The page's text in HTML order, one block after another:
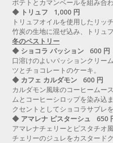
ポテトとカマンベールを組み合
◆ トリュフ 1,000 円
トリュフオイルを使用したリッ
竹炭の生地に混ぜ込み、トリュ
冬のペストリー
◆ ショコラ パッション 600 円
口溶けのよいパッションクリー
ツとチョコレートのケーキ。
◆ カフェ カルダモン 600 円
カルダモン風味のコーヒームー
ムとコーヒーシロップを染み込
クセントとしてショコラサブレ
◆ アマレナ ピスターシュ 650
アマレナチェリーとピスタチオ
チェリーのジュレをカスタード